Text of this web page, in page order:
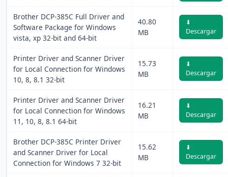
Brother DCP-385C Full Driver and
Software Package for Windows
vista, xp 32-bit and 64-bit
40.80
MB
⬇
Descargar
Printer Driver and Scanner Driver
for Local Connection for Windows
10, 8, 8.1 32-bit
15.73
MB
⬇
Descargar
Printer Driver and Scanner Driver
for Local Connection for Windows
11, 10, 8, 8.1 64-bit
16.21
MB
⬇
Descargar
Brother DCP-385C Printer Driver
and Scanner Driver for Local
Connection for Windows 7 32-bit
15.62
MB
⬇
Descargar